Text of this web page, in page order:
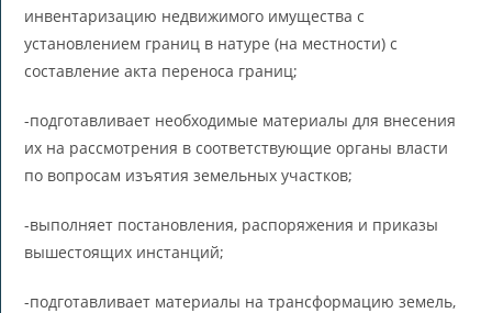
инвентаризацию недвижимого имущества с
установлением границ в натуре (на местности) с
составление акта переноса границ;
-подготавливает необходимые материалы для внесения
их на рассмотрения в соответствующие органы власти
по вопросам изъятия земельных участков;
-выполняет постановления, распоряжения и приказы
вышестоящих инстанций;
-подготавливает материалы на трансформацию земель,